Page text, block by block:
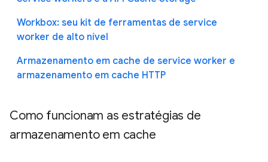
Workbox: seu kit de ferramentas de service
worker de alto nível
Armazenamento em cache de service worker e
armazenamento em cache HTTP
Como funcionam as estratégias de
armazenamento em cache